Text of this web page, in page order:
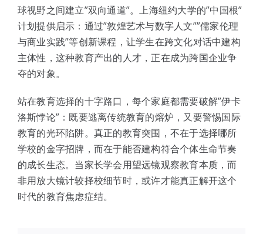
球视野之间建立”双向通道”。上海纽约大学的”中国根”
计划提供启示：通过”敦煌艺术与数字人文””儒家伦理
与商业实践”等创新课程，让学生在跨文化对话中建构
主体性，这种教育产出的人才，正在成为跨国企业争
夺的对象。
站在教育选择的十字路口，每个家庭都需要破解”伊卡
洛斯悖论”：既要逃离传统教育的熔炉，又要警惕国际
教育的光环陷阱。真正的教育突围，不在于选择哪所
学校的金字招牌，而在于能否建构符合个体生命节奏
的成长生态。当家长学会用望远镜观察教育本质，而
非用放大镜计较择校细节时，或许才能真正解开这个
时代的教育焦虑症结。